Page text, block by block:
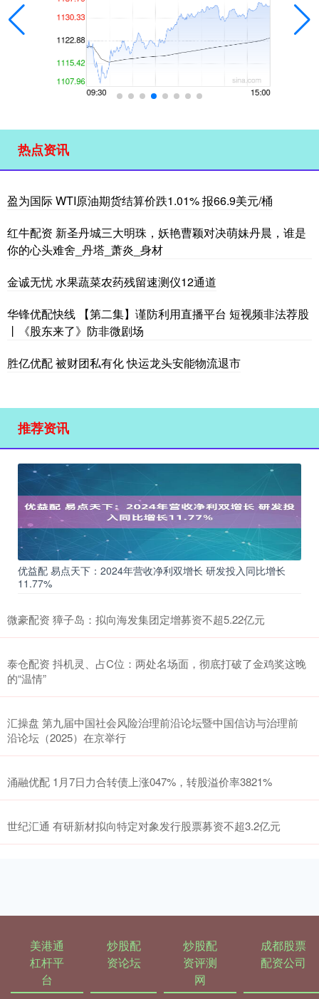
热点资讯
盈为国际 WTI原油期货结算价跌1.01% 报66.9美元/桶
红牛配资 新圣丹城三大明珠，妖艳曹颖对决萌妹丹晨，谁是
你的心头难舍_丹塔_萧炎_身材
金诚无忧 水果蔬菜农药残留速测仪12通道
华锋优配快线 【第二集】谨防利用直播平台 短视频非法荐股
丨《股东来了》防非微剧场
胜亿优配 被财团私有化 快运龙头安能物流退市
推荐资讯
优益配 易点天下：2024年营收净利双增长 研发投入同比增长
11.77%
微豪配资 獐子岛：拟向海发集团定增募资不超5.22亿元
泰仓配资 抖机灵、占C位：两处名场面，彻底打破了金鸡奖这晚
的“温情”
汇操盘 第九届中国社会风险治理前沿论坛暨中国信访与治理前
沿论坛（2025）在京举行
涌融优配 1月7日力合转债上涨047%，转股溢价率3821%
世纪汇通 有研新材拟向特定对象发行股票募资不超3.2亿元
美港通
杠杆平
台
炒股配
资论坛
炒股配
资评测
网
成都股票
配资公司